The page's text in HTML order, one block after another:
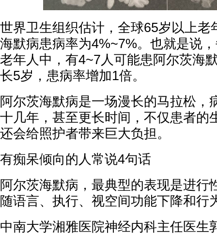
世界卫生组织估计，全球65岁以上老
海默病患病率为4%~7%。也就是说
老年人中，有4~7人可能患阿尔茨海
长5岁，患病率增加1倍。
阿尔茨海默病是一场漫长的马拉松，
十几年，甚至更长时间，不仅患者的
还会给照护者带来巨大负担。
有痴呆倾向的人常说4句话
阿尔茨海默病，最典型的表现是进行
随语言、执行、视空间功能下降和行
中南大学湘雅医院神经内科主任医生